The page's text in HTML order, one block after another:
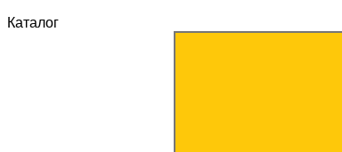
Каталог